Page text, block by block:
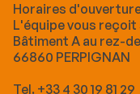
Horaires d'ouverture
L'équipe vous reçoit
Bâtiment A au rez-
66860 PERPIGNAN
Tel. +33 4 30 19 81 29